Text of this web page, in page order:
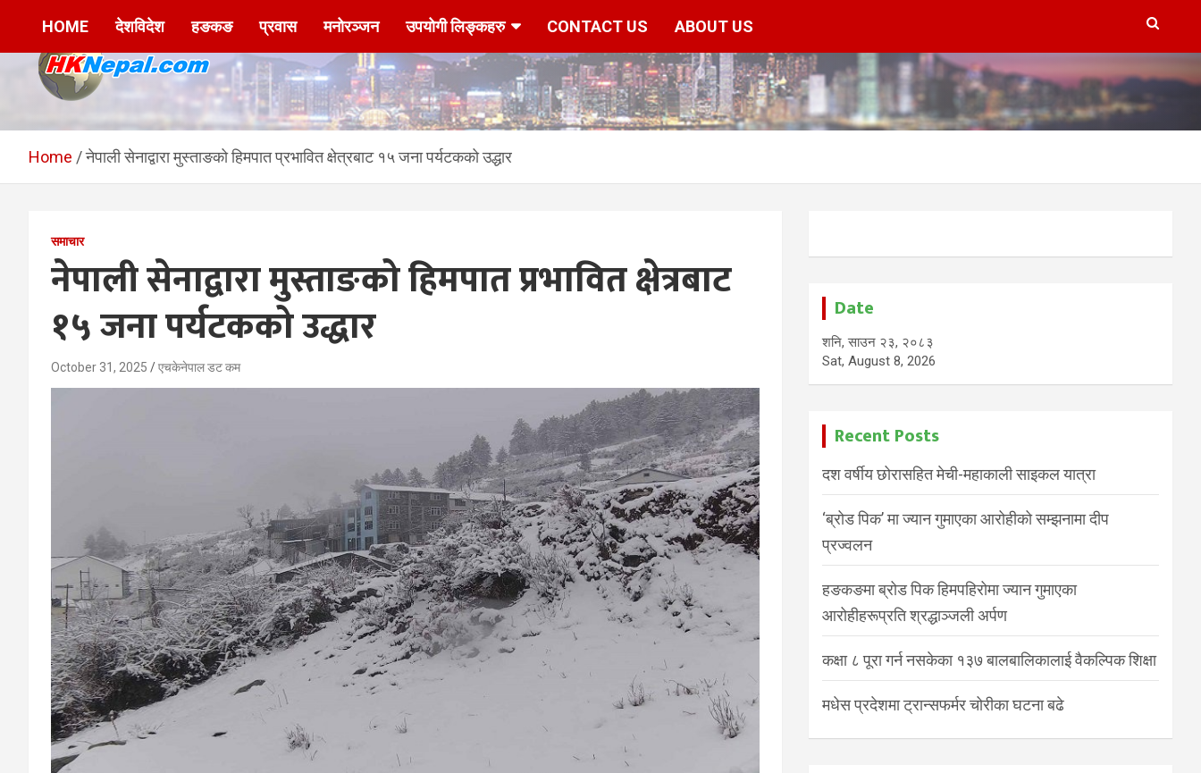
HKNepal.com –
हङकङबाट सञ्चालित पहिलो
hknepal, hknepal.com, hk nepal, hk nepal com
HOME देशविदेश हङकङ प्रवास मनोरञ्जन उपयोगी लिङ्कहरु CONTACT US ABOUT US
Home नेपाली सेनाद्वारा मुस्ताङको हिमपात प्रभावित क्षेत्रबाट १५ जना पर्यटकको उद्धार
समाचार
नेपाली सेनाद्वारा मुस्ताङको हिमपात प्रभावित क्षेत्रबाट
१५ जना पर्यटकको उद्धार
October 31, 2025 एचकेनेपाल डट कम
Date
शनि, साउन २३, २०८३
Sat, August 8, 2026
Recent Posts
दश वर्षीय छोरासहित मेची-महाकाली साइकल यात्रा
‘ब्रोड पिक’ मा ज्यान गुमाएका आरोहीको सम्झनामा दीप
प्रज्वलन
हङकङमा ब्रोड पिक हिमपहिरोमा ज्यान गुमाएका
आरोहीहरूप्रति श्रद्धाञ्जली अर्पण
कक्षा ८ पूरा गर्न नसकेका १३७ बालबालिकालाई वैकल्पिक शिक्षा
मधेस प्रदेशमा ट्रान्सफर्मर चोरीका घटना बढे